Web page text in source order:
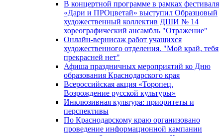
В концертной программе в рамках фестиваля
«Дари и ПРОцветай» выступил Образцовый
художественный коллектив ДШИ № 14
хореографический ансамбль "Отражение"
Онлайн-вернисаж работ учащихся
художественного отделения. "Мой край, тебя
прекрасней нет"
Афиша праздничных мероприятий ко Дню
образования Краснодарского края
Всероссийская акция «Торопец.
Возрождение русской культуры»
Инклюзивная культура: приоритеты и
перспективы
По Краснодарскому краю организовано
проведение информационной кампании